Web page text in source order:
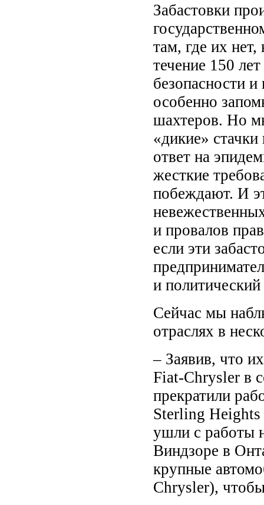
Забастовки
там, где их
течение 150
безопасности
особенно
шахтеров. Но
«дикие»
ответ на
жесткие
побеждают. И
и провалов
если эти
и политический
Сейчас мы
отраслях в
– Заявив, что
Fiat-Chrysler в
прекратили
Sterling
ушли с работы
Виндзоре в
крупные
Chrysler),